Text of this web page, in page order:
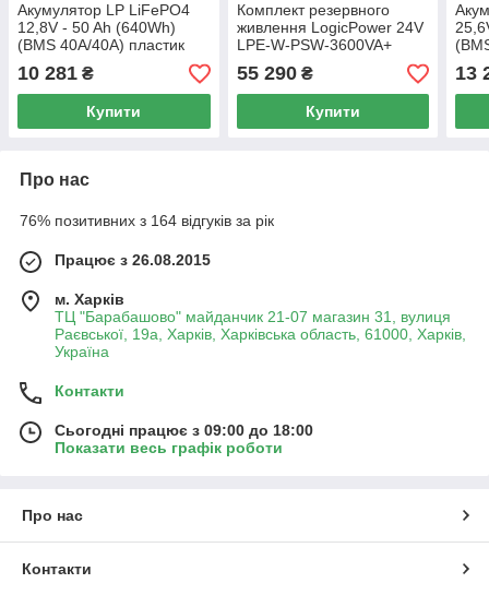
Акумулятор LP LiFePO4
12,8V - 50 Ah (640Wh)
(BMS 40A/40А) пластик
LCD Smart BT
10 281 ₴
Купити
Комплект резервного
живлення LogicPower 24V
LPE-W-PSW-3600VA+
(2500 Вт) 1–40A +
акумулятор LP LiFePO4
25,6V 100 Ah (2560 Wh)
55 290₴
Купити
13
Про нас
76% позитивних з 164 відгуків за рік
Працює з 26.08.2015
м. Харків
ТЦ "Барабашово" майданчик 21-07 магазин 31, вулиця
Раєвської, 19а, Харків, Харківська область, 61000, Харків,
Україна
Контакти
Сьогодні працює з 09:00 до 18:00
Показати весь графік роботи
Про нас
Контакти